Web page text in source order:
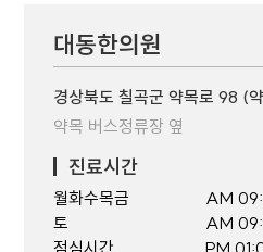
대동한의원
경상북도 칠곡군 약목로 98 (
약목 버스정류장 옆
진료시간
월화수목금
토
AM
AM